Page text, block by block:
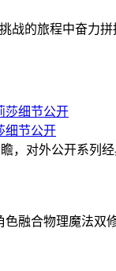
战的旅程中奋力拼
细节公开
，对外公开系列
融合物理魔法